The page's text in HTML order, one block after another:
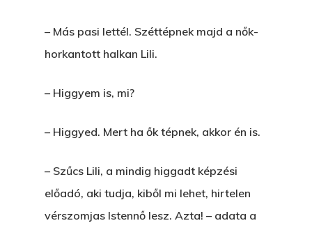
– Más pasi lettél. Széttépnek majd a nők-
horkantott halkan Lili.
– Higgyem is, mi?
– Higgyed. Mert ha ők tépnek, akkor én is.
– Szűcs Lili, a mindig higgadt képzési
előadó, aki tudja, kiből mi lehet, hirtelen
vérszomjas Istennő lesz. Azta! – adata a